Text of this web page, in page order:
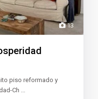
13
piso reformado y
Ch